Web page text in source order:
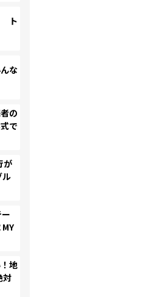
ト
な
の
で
が
ル
地
対